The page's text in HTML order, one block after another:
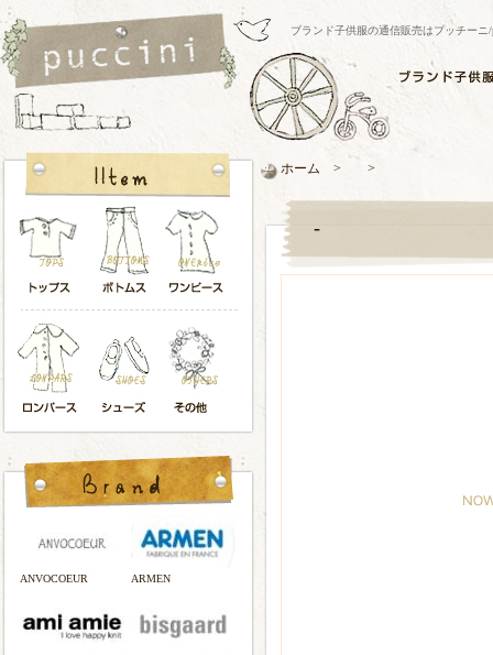
ブランド子供服の通信販売はプッチー
ANVOCOEUR ARMEN
ホーム > >
-